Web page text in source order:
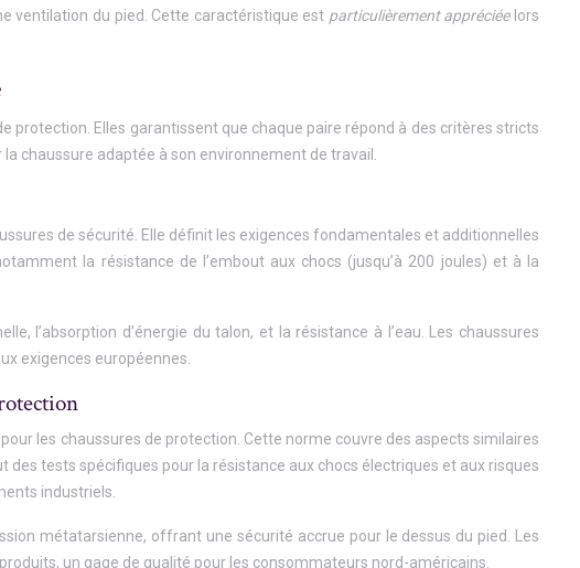
ventilation du pied. Cette caractéristique est particulièrement appréciée lors
protection. Elles garantissent que chaque paire répond à des critères stricts
chaussure adaptée à son environnement de travail.
de sécurité. Elle définit les exigences fondamentales et additionnelles
la résistance de l’embout aux chocs (jusqu’à 200 joules) et à la
l’absorption d’énergie du talon, et la résistance à l’eau. Les chaussures
exigences européennes.
les chaussures de protection. Cette norme couvre des aspects similaires
tests spécifiques pour la résistance aux chocs électriques et aux risques
industriels.
métatarsienne, offrant une sécurité accrue pour le dessus du pied. Les
un gage de qualité pour les consommateurs nord-américains.